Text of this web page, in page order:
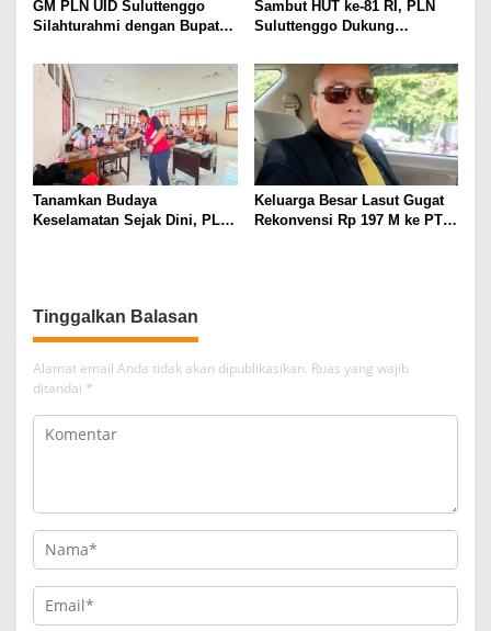
GM PLN UID Suluttenggo
Silahturahmi dengan Bupati
Keandalan Sistem Kelistrikan
hingga Pemulihan
Pascabencana Tamako
Sambut HUT ke-81 RI, PLN
Suluttenggo Dukung
Penambahan Daya PT J
Resources Bolaang
Mongondow
Tanamkan Budaya
Keselamatan Sejak Dini, PLN
Keluarga Besar Lasut Gugat
Rekonvensi Rp 197 M ke PT
Tinggalkan Balasan
Alamat email Anda tidak akan dipublikasikan. Ruas yang wajib
ditandai *